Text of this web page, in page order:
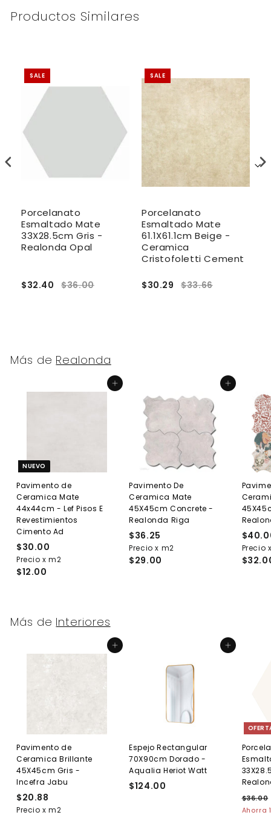
Productos Similares
SALE
Porcelanato
Esmaltado Mate
33X28.5cm Gris -
Realonda Opal
$32.40 $36.00
SALE
Porcelanato
Esmaltado Mate
61.1X61.1cm Beige -
Ceramica
Cristofoletti Cement
$30.29 $33.66
Más de Realonda
Agregar al carrito
NUEVO
Pavimento de
Ceramica Mate
44x44cm - Lef Pisos E
Revestimientos
Cimento Ad
$30.00
3
Precio x m2
$12.00
Agregar al carrito
Pavimento De
Ceramica Mate
45X45cm Concrete -
Realonda Riga
$36.25
3
6
Precio x m2
$29.00
Precio
Más de Interiores
Agregar al carrito
Pavimento de
Ceramica Brillante
45X45cm Gris -
Incefra Jabu
$20.88
2
Precio x m2
Agregar al carrito
Espejo Rectangular
70X90cm Dorado -
Aqualia Heriot Watt
$124.00
P
r
$36.00
Ahorra